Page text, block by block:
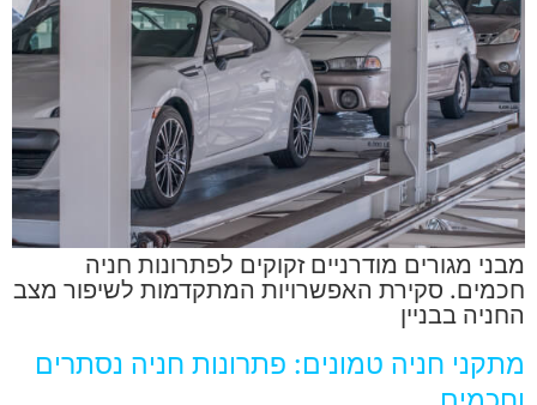
מבני מגורים מודרניים זקוקים לפתרונות חניה
חכמים. סקירת האפשרויות המתקדמות לשיפור מצב
החניה בבניין
מתקני חניה טמונים: פתרונות חניה נסתרים